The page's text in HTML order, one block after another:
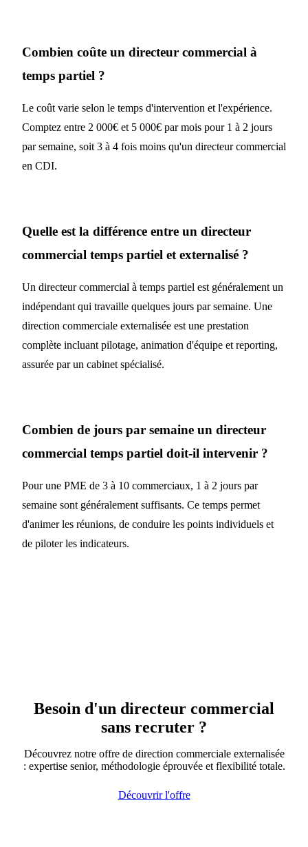
Combien coûte un directeur commercial à
temps partiel ?
Le coût varie selon le temps d'intervention et l'expérience.
Comptez entre 2 000€ et 5 000€ par mois pour 1 à 2 jours
par semaine, soit 3 à 4 fois moins qu'un directeur commercial
en CDI.
Quelle est la différence entre un directeur
commercial temps partiel et externalisé ?
Un directeur commercial à temps partiel est généralement un
indépendant qui travaille quelques jours par semaine. Une
direction commerciale externalisée est une prestation
complète incluant pilotage, animation d'équipe et reporting,
assurée par un cabinet spécialisé.
Combien de jours par semaine un directeur
commercial temps partiel doit-il intervenir ?
Pour une PME de 3 à 10 commerciaux, 1 à 2 jours par
semaine sont généralement suffisants. Ce temps permet
d'animer les réunions, de conduire les points individuels et
de piloter les indicateurs.
Besoin d'un directeur commercial
sans recruter ?
Découvrez notre offre de direction commerciale externalisée
: expertise senior, méthodologie éprouvée et flexibilité totale.
Découvrir l'offre